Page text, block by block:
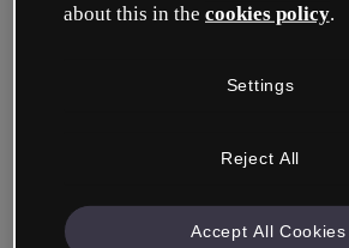
Mit Google anmelden
about this in the cookies policy.
Settings
Reject All
Accept All Cookies